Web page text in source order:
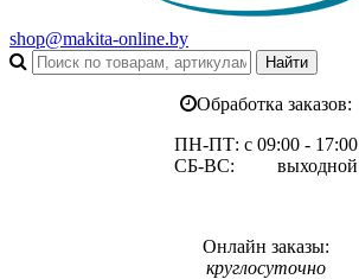
shop@makita-online.by
Обработка заказов:
ПН-ПТ: с 09:00 - 17:00
СБ-ВС: выходной
Онлайн заказы:
круглосуточно